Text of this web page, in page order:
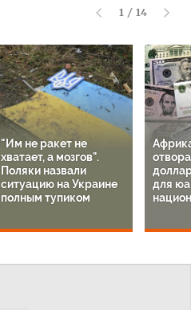
1 / 14
"Им не ракет не
хватает, а мозгов".
Поляки назвали
ситуацию на Украине
полным тупиком
для